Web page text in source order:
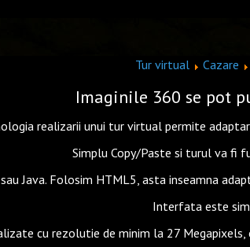
Tur virtual Cazare
Imaginile 360 se pot
realizarii unui tur virtual permite
Simplu Copy/Paste si turul va fi
Java. Folosim HTML5, asta inseamna
Interfata este
cu rezolutie de minim la 27